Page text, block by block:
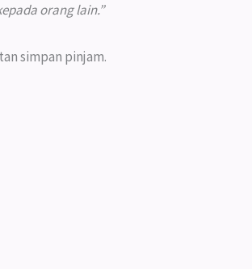
orang lain.”
simpan pinjam.